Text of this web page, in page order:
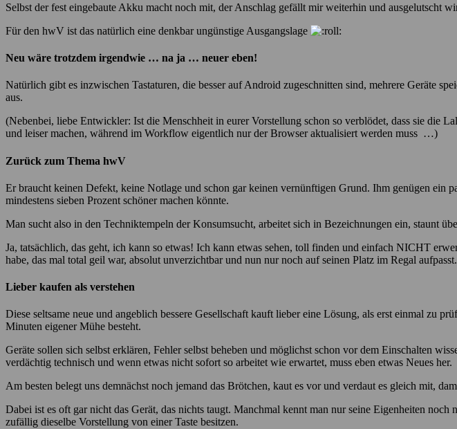
Selbst der fest eingebaute Akku macht noch mit, der Anschlag gefällt mir weiterhin und ausgelutscht
Für den hwV ist das natürlich eine denkbar ungünstige Ausgangslage
Neu wäre trotzdem irgendwie … na ja … neuer eben!
Natürlich gibt es inzwischen Tastaturen, die besser auf Android zugeschnitten sind, mehrere Geräte
aus.
(Nebenbei, liebe Entwickler: Ist die Menschheit in eurer Vorstellung schon so verblödet, dass sie die
und leiser machen, während im Workflow eigentlich nur der Browser aktualisiert werden muss …)
Zurück zum Thema hwV
Er braucht keinen Defekt, keine Notlage und schon gar keinen vernünftigen Grund. Ihm genügen ein
mindestens sieben Prozent schöner machen könnte.
Man sucht also in den Techniktempeln der Konsumsucht, arbeitet sich in Bezeichnungen ein, staunt
Ja, tatsächlich, das geht, ich kann so etwas! Ich kann etwas sehen, toll finden und einfach NICHT
habe, das mal total geil war, absolut unverzichtbar und nun nur noch auf seinen Platz im Regal aufpasst.
Lieber kaufen als verstehen
Diese seltsame neue und angeblich bessere Gesellschaft kauft lieber eine Lösung, als erst einmal zu
Minuten eigener Mühe besteht.
Geräte sollen sich selbst erklären, Fehler selbst beheben und möglichst schon vor dem Einschalten
verdächtig technisch und wenn etwas nicht sofort so arbeitet wie erwartet, muss eben etwas Neues her.
Am besten belegt uns demnächst noch jemand das Brötchen, kaut es vor und verdaut es gleich mit,
Dabei ist es oft gar nicht das Gerät, das nichts taugt. Manchmal kennt man nur seine Eigenheiten
zufällig dieselbe Vorstellung von einer Taste besitzen.